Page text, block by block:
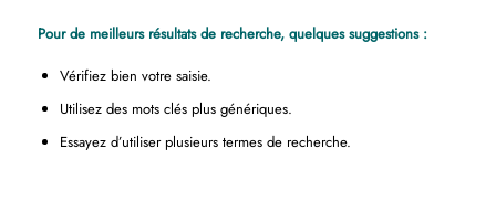
Pour de meilleurs résultats de recherche, quelques suggestions :
Vérifiez bien votre saisie.
Utilisez des mots clés plus génériques.
Essayez d’utiliser plusieurs termes de recherche.